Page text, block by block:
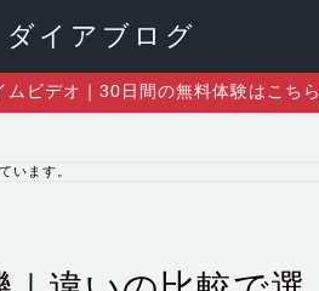
ダイアブログ
ビデオ｜30日間の無料体験はこちら
います。